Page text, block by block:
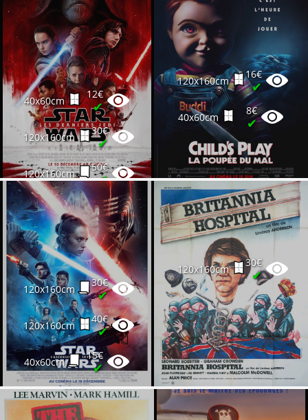
40x60cm
12€
✔
120x160cm
30€
✔
120x160cm
50€
✔
120x160cm
40€
✔
120x160cm
16€
✔
40x60cm
8€
✔
120x160cm
30€
✔
120x160cm
40€
✔
40x60cm
15€
✔
120x160cm
25€
✔
120x160cm
30€
✔